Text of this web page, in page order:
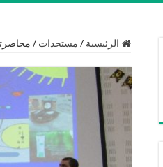
الرئيسية / مستجدات / محاضرتين يومي